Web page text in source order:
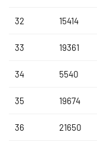
32 15414
33 19361
34 5540
35 19674
36 21650